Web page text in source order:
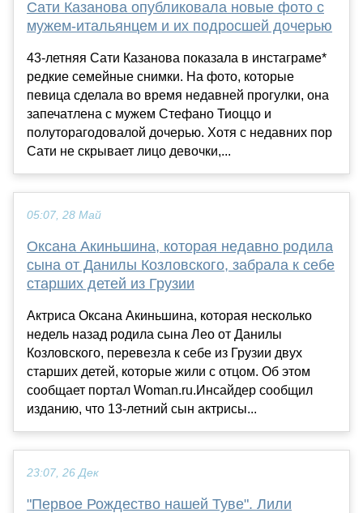
Сати Казанова опубликовала новые фото с
мужем-итальянцем и их подросшей дочерью
43-летняя Сати Казанова показала в инстаграме*
редкие семейные снимки. На фото, которые
певица сделала во время недавней прогулки, она
запечатлена с мужем Стефано Тиоццо и
полуторагодовалой дочерью. Хотя с недавних пор
Сати не скрывает лицо девочки,...
05:07, 28 Май
Оксана Акиньшина, которая недавно родила
сына от Данилы Козловского, забрала к себе
старших детей из Грузии
Актриса Оксана Акиньшина, которая несколько
недель назад родила сына Лео от Данилы
Козловского, перевезла к себе из Грузии двух
старших детей, которые жили с отцом. Об этом
сообщает портал Woman.ru.Инсайдер сообщил
изданию, что 13-летний сын актрисы...
23:07, 26 Дек
"Первое Рождество нашей Туве". Лили